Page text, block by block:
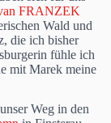
FRANZEK
Wald und
die ich bisher
fühle ich
mit Marek meine
Weg in den